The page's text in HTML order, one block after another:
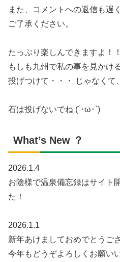
また、コメントへの返信も遅
ご了承ください。
たっぷり楽しんできますよ！
もしも九州で私の事を見かけ
投げつけて・・・ じゃなくて
石は投げないでね (´･ω･`)
What’s New ？
2026.1.4
お陰様で温泉備忘録はサイト
た！
2026.1.1
新年あけましておめでとうご
今年もどうぞよろしくお願い